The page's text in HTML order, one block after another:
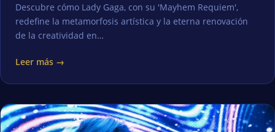
Descubre cómo Lady Gaga, con su 'Mayhem Requiem',
redefine la metamorfosis artística y la eterna renovación
de la creatividad en…
Leer más →